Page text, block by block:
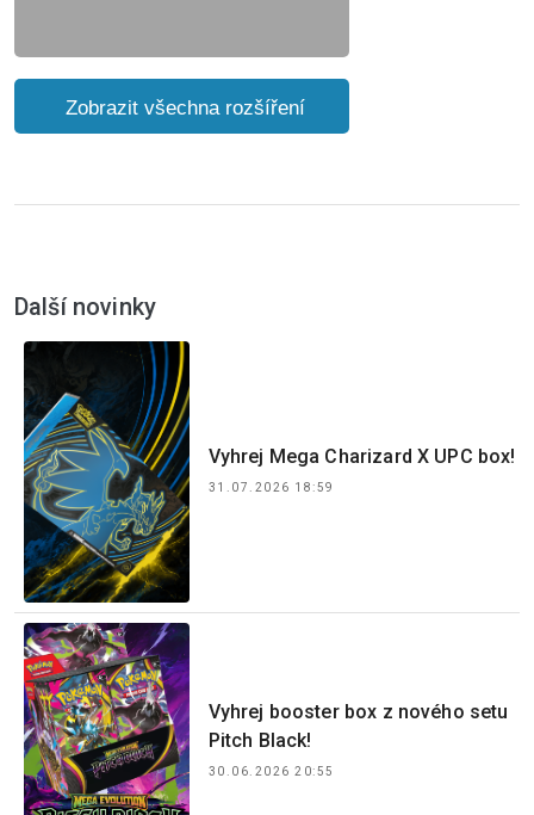
Zobrazit všechna rozšíření
Další novinky
Vyhrej Mega Charizard X UPC box!
31.07.2026 18:59
Vyhrej booster box z nového setu
Pitch Black!
30.06.2026 20:55